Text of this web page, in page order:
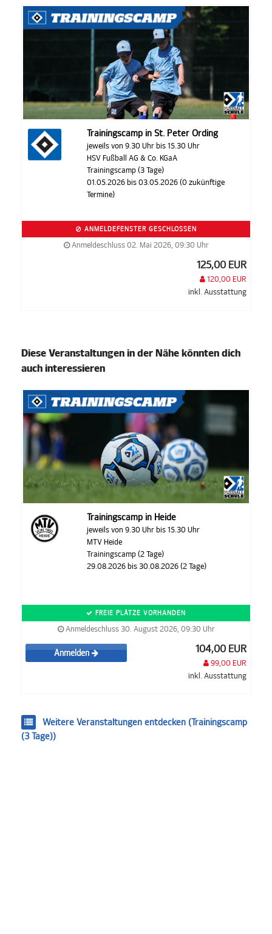
Trainingscamp in St. Peter Ording
jeweils von 9.30 Uhr bis 15.30 Uhr
HSV Fußball AG & Co. KGaA
Trainingscamp (3 Tage)
01.05.2026 bis 03.05.2026 (0 zukünftige
Termine)
ANMELDEFENSTER GESCHLOSSEN
Anmeldeschluss 02. Mai 2026, 09:30 Uhr
125,00 EUR
120,00 EUR
inkl. Ausstattung
Diese Veranstaltungen in der Nähe könnten dich
auch interessieren
Trainingscamp in Heide
jeweils von 9.30 Uhr bis 15.30 Uhr
MTV Heide
Trainingscamp (2 Tage)
29.08.2026 bis 30.08.2026 (2 Tage)
FREIE PLÄTZE VORHANDEN
Anmeldeschluss 30. August 2026, 09:30 Uhr
Anmelden 104,00 EUR
99,00 EUR
inkl. Ausstattung
Weitere Veranstaltungen entdecken (Trainingscamp
(3 Tage))